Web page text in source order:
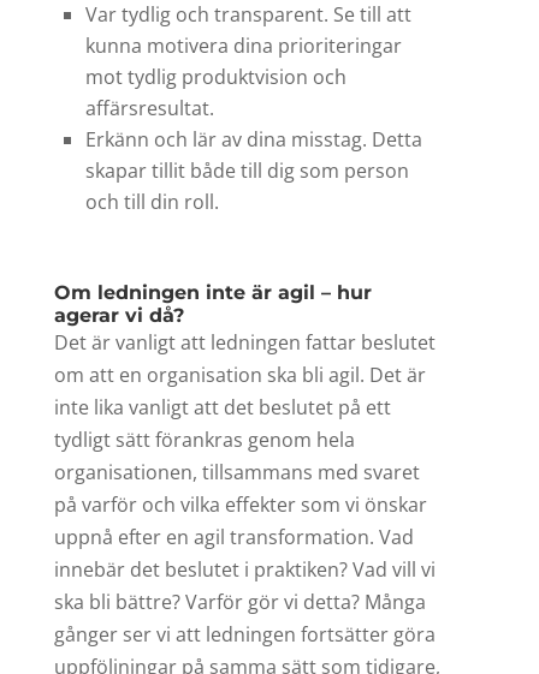
Var tydlig och transparent. Se till att
kunna motivera dina prioriteringar
mot tydlig produktvision och
affärsresultat.
Erkänn och lär av dina misstag. Detta
skapar tillit både till dig som person
och till din roll.
Om ledningen inte är agil – hur
agerar vi då?
Det är vanligt att ledningen fattar beslutet
om att en organisation ska bli agil. Det är
inte lika vanligt att det beslutet på ett
tydligt sätt förankras genom hela
organisationen, tillsammans med svaret
på varför och vilka effekter som vi önskar
uppnå efter en agil transformation. Vad
innebär det beslutet i praktiken? Vad vill vi
ska bli bättre? Varför gör vi detta? Många
gånger ser vi att ledningen fortsätter göra
uppföljningar på samma sätt som tidigare,